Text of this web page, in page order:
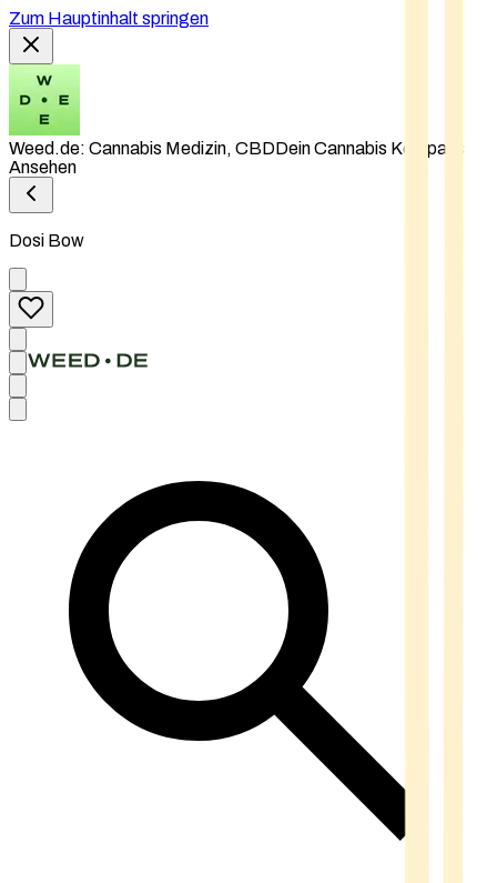
Zum Hauptinhalt springen
Weed.de: Cannabis Medizin, CBDDein Cannabis Kompass
Ansehen
Dosi Bow